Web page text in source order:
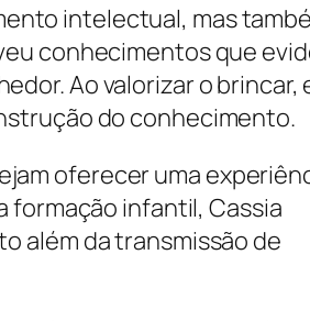
intelectual, mas
conhecimentos que
Ao valorizar o brincar,
do conhecimento.
oferecer uma
formação infantil, Cassia
além da transmissão de